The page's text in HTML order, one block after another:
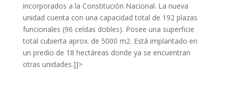
incorporados a la Constitución Nacional. La nueva
unidad cuenta con una capacidad total de 192 plazas
funcionales (96 celdas dobles). Posee una superficie
total cubierta aprox. de 5000 m2. Está implantado en
un predio de 18 hectáreas donde ya se encuentran
otras unidades.]]>